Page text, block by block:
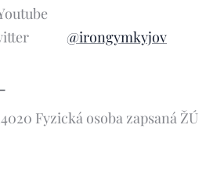
@irongymkyjov
Fyzická osoba zapsaná ŽÚ